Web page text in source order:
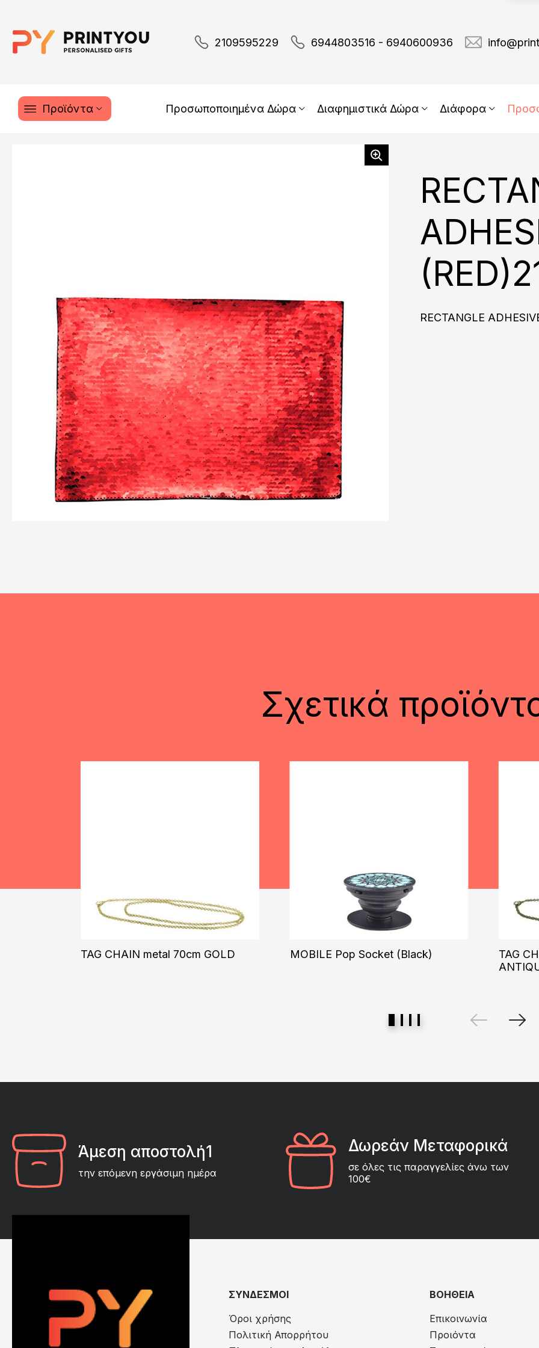
2109595229 6944803516 - 6940600936
Προϊόντα Προσωποποιημένα Δώρα Διαφημιστικά Δώρα Διάφορα
RECTANGLE
Σχετικά
TAG CHAIN metal 70cm GOLD MOBILE Pop Socket (Black)
TAG
Άμεση αποστολή1
την επόμενη εργάσιμη ημέρα
Δωρεάν Μεταφορικά
σε όλες τις παραγγελίες άνω των
100€
ΣΥΝΔΕΣΜΟΙ
Όροι χρήσης
Πολιτική Απορρήτου
ΒΟΗΘΕΙΑ
Επικοινωνία
Προιόντα